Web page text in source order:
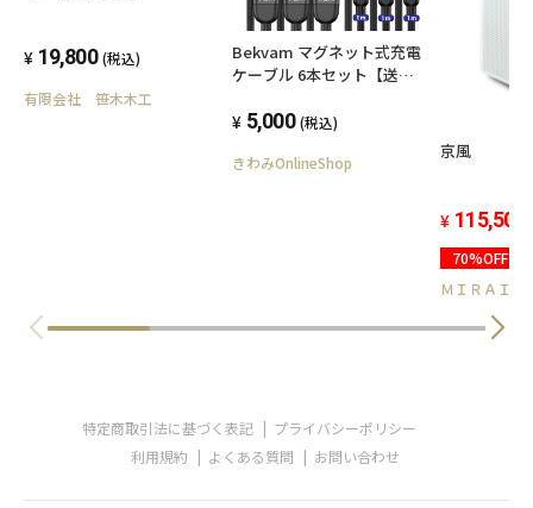
19,800 (税込)
有限会社 笹木木工
Bekvam マグネット式充電
ケーブル 6本セット【送料
5,000 (税込)
きわみOnlineShop
京風
115,500
70%OFF
ＭＩＲＡＩ
特定商取引法に基づく表記
プライバシーポリシー
利用規約
よくある質問 お問い合わせ